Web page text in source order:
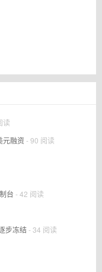
读
元融资 - 90 阅读
台 - 42 阅读
步冻结- 34 阅读